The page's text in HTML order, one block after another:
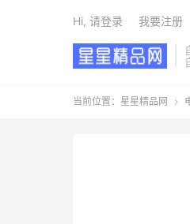
Hi, 请登录 我要注册
当前位置： 星星精品网 